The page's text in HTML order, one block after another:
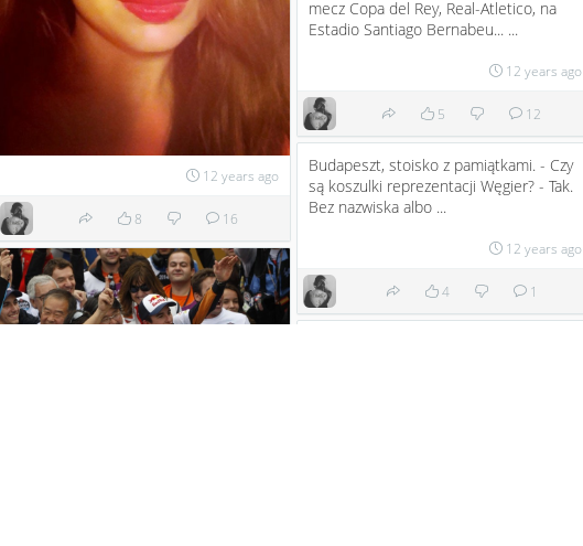
12 years ago
8 16
mecz Copa del Rey, Real-Atletico, na
Estadio Santiago Bernabeu... ...
12 years ago
5 12
Budapeszt, stoisko z pamiątkami. - Czy
są koszulki reprezentacji Węgier? - Tak.
Bez nazwiska albo ...
12 years ago
4 1